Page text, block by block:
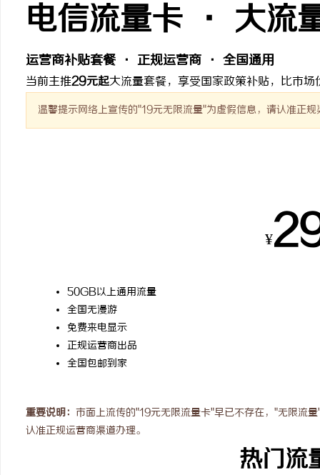
电信流量卡 · 大流
运营商补贴套餐 · 正规运营商 · 全国通用
当前主推29元起大流量套餐，享受国家政策补贴，比市
温馨提示网络上宣传的"19元无限流量"为虚假信息，请认准正规
¥
50GB以上通用流量
全国无漫游
免费来电显示
正规运营商出品
全国包邮到家
重要说明： 市面上流传的"19元无限流量卡"早已不存在，"无限流
认准正规运营商渠道办理。
热门流
净 AC 国际医疗实验室，标准化研发体系